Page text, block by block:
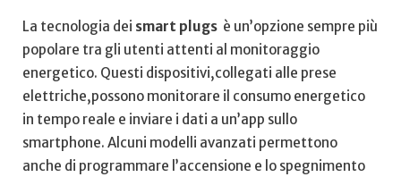
La tecnologia dei smart plugs ⁤ è ‍un’opzione ‌sempre più
popolare tra gli utenti attenti al monitoraggio
energetico. Questi‍ dispositivi,collegati alle ⁣prese
elettriche,possono monitorare il consumo energetico
in⁣ tempo reale e ‍inviare i dati a un’app‍ sullo
‍smartphone. ‍Alcuni modelli ​avanzati permettono
anche di programmare‍ l’accensione e lo spegnimento